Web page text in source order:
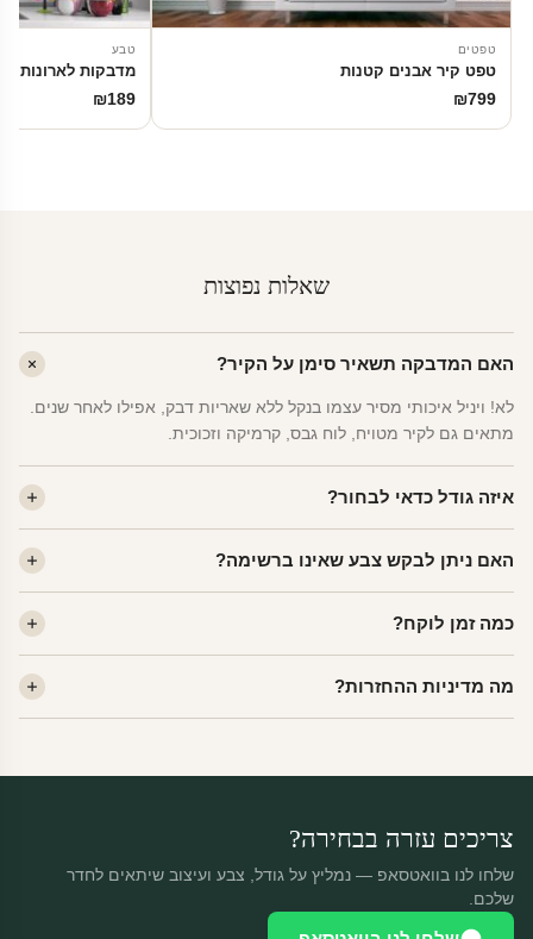
טפטים
טפט קיר אבנים קטנות
₪799
טבע
מדבקות לארונות |
₪189
שאלות נפוצות
האם המדבקה תשאיר סימן על הקיר?
לא! ויניל איכותי מסיר עצמו בנקל ללא שאריות דבק, אפילו לאחר שנים.
מתאים גם לקיר מטויח, לוח גבס, קרמיקה וזכוכית.
איזה גודל כדאי לבחור?
שינה של מבוגרים — L. לפינה קטנה — S.
האם ניתן לבקש צבע שאינו ברשימה?
הצבעים זמינים ללא תוספת מחיר.
כמה זמן לוקח?
14:00 — יצאו באותו יום.
מה מדיניות ההחזרות?
צריכים עזרה בבחירה?
שלחו לנו בוואטסאפ — נמליץ על גודל, צבע ועיצוב שיתאים לחדר
שלכם.